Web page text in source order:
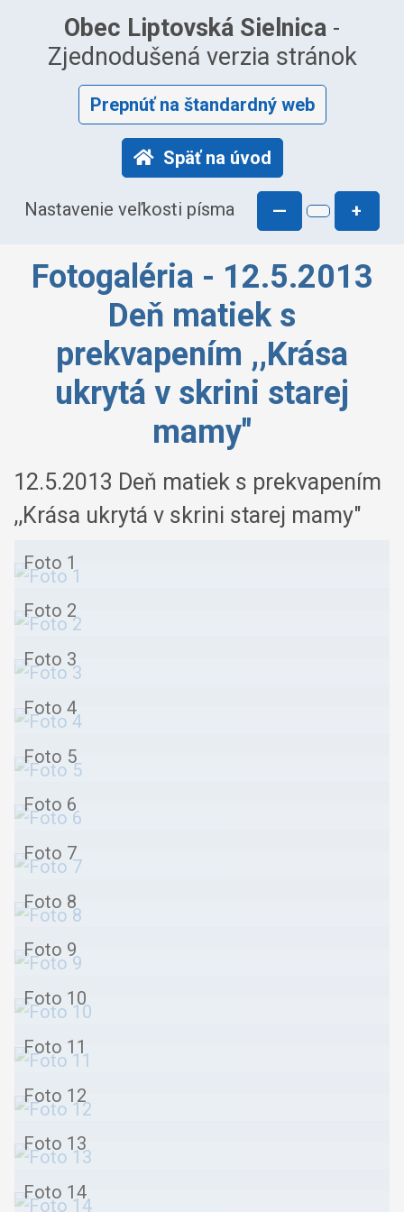
Obec Liptovská Sielnica -
Zjednodušená verzia stránok
Prepnúť na štandardný web
Späť na úvod
Nastavenie veľkosti písma — +
Fotogaléria - 12.5.2013
Deň matiek s
prekvapením ,,Krása
ukrytá v skrini starej
mamy"
12.5.2013 Deň matiek s prekvapením
,,Krása ukrytá v skrini starej mamy"
Foto 1
Foto 2
Foto 3
Foto 4
Foto 5
Foto 6
Foto 7
Foto 8
Foto 9
Foto 10
Foto 11
Foto 12
Foto 13
Foto 14